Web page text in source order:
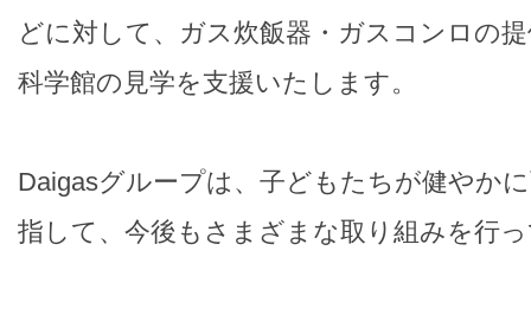
どに対して、ガス炊飯器・ガスコンロの
科学館の見学を支援いたします。
Daigasグループは、子どもたちが健やか
指して、今後もさまざまな取り組みを行